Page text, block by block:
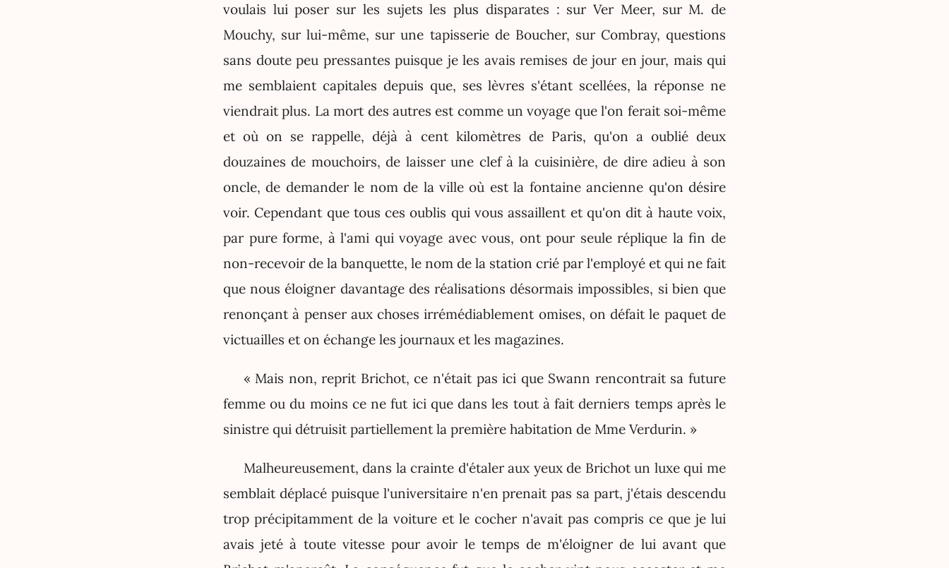
voulais lui poser sur les sujets les plus disparates : sur Ver Meer, sur M. de
Mouchy, sur lui-même, sur une tapisserie de Boucher, sur Combray, questions
sans doute peu pressantes puisque je les avais remises de jour en jour, mais qui
me semblaient capitales depuis que, ses lèvres s'étant scellées, la réponse ne
viendrait plus. La mort des autres est comme un voyage que l'on ferait soi-même
et où on se rappelle, déjà à cent kilomètres de Paris, qu'on a oublié deux
douzaines de mouchoirs, de laisser une clef à la cuisinière, de dire adieu à son
oncle, de demander le nom de la ville où est la fontaine ancienne qu'on désire
voir. Cependant que tous ces oublis qui vous assaillent et qu'on dit à haute voix,
par pure forme, à l'ami qui voyage avec vous, ont pour seule réplique la fin de
non-recevoir de la banquette, le nom de la station crié par l'employé et qui ne fait
que nous éloigner davantage des réalisations désormais impossibles, si bien que
renonçant à penser aux choses irrémédiablement omises, on défait le paquet de
victuailles et on échange les journaux et les magazines.
« Mais non, reprit Brichot, ce n'était pas ici que Swann rencontrait sa future
femme ou du moins ce ne fut ici que dans les tout à fait derniers temps après le
sinistre qui détruisit partiellement la première habitation de Mme Verdurin. »
Malheureusement, dans la crainte d'étaler aux yeux de Brichot un luxe qui me
semblait déplacé puisque l'universitaire n'en prenait pas sa part, j'étais descendu
trop précipitamment de la voiture et le cocher n'avait pas compris ce que je lui
avais jeté à toute vitesse pour avoir le temps de m'éloigner de lui avant que